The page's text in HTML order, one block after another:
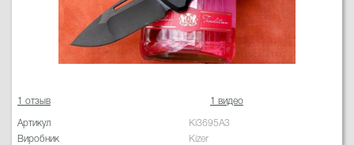
1 отзыв 1 видео
Артикул
Ki3695A3
Виробник
Kizer